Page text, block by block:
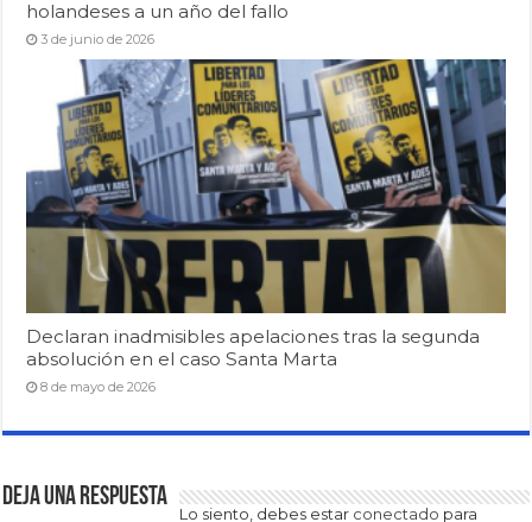
holandeses a un año del fallo
3 de junio de 2026
Declaran inadmisibles apelaciones tras la segunda
absolución en el caso Santa Marta
8 de mayo de 2026
Deja una respuesta
Lo siento, debes estar conectado para